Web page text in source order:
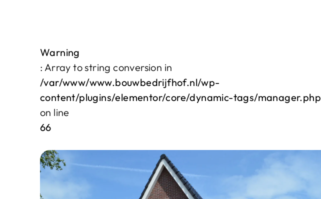
Warning
: Array to string conversion in
/var/www/www.bouwbedrijfhof.nl/wp-
content/plugins/elementor/core/dynamic-tags/manager.php
on line
66